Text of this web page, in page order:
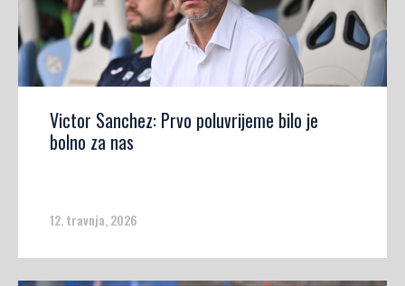
Victor Sanchez: Prvo poluvrijeme bilo je
bolno za nas
12. travnja, 2026